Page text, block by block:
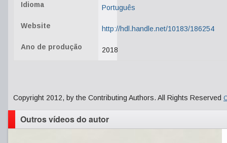
Idioma Português
Website http://hdl.handle.net/10183/186254
Ano de produção 2018
Copyright 2012, by the Contributing Authors. All Rights Reserved
Outros vídeos do autor